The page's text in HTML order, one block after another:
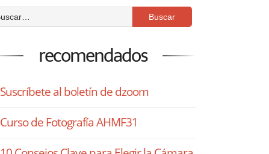
recomendados
Suscríbete al boletín de dzoom
Curso de Fotografía AHMF31